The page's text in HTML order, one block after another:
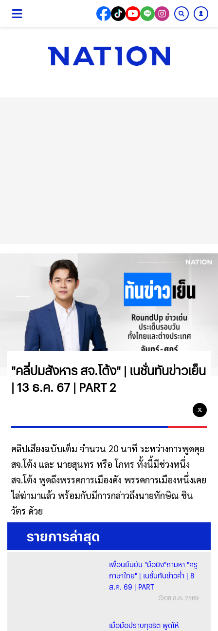
"คลี่ปมสังหาร สจ.โต้ง" | เนชั่นทันข่าวเย็น
| 13 ธ.ค. 67 | PART 2
คลิปเสียงฉบับเต็ม จำนวน 20 นาที ระหว่างการพูดคุย
สจ.โต้ง และ นายสุนทร หรือ โกทร ทั้งนี้มีช่วงหนึ่ง
สจ.โต้ง พูดถึงพรรคการเมืองดัง พรรคการเมืองหนึ่งเคย
ไล่ฆ่ามาแล้ว พร้อมกับมีการกล่าวถึงนายทักษิณ ชิน
วัตร ด้วย
รายการล่าสุด
เพื่อนยืนยัน "มือยิง"ถามหา "ครู
ภาษาไทย" | เนชั่นทันข่าวค่ำ | 8
ส.ค. 69 | PART
08 ส.ค. 2569
เมื่อมือปราบทุจริต พูดให้